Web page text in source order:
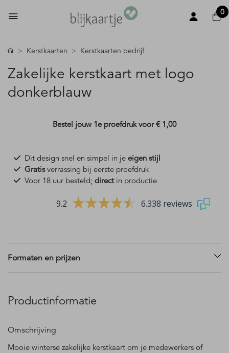
0
Kerstkaarten Kerstkaarten bedrijf
Zakelijke kerstkaart met logo
donkerblauw
Bestel jouw 1e proefdruk voor€ 1,00
Dit design snel en simpel in je eigen stijl
Gratisverrassing bij eerste proefdruk
Voor 18 uur besteld; directin productie
9.2 6.338 reviews
Formaten en prijzen
Productinformatie
Omschrijving
Mooie winterse zakelijke kerstkaart om je medewerkers of